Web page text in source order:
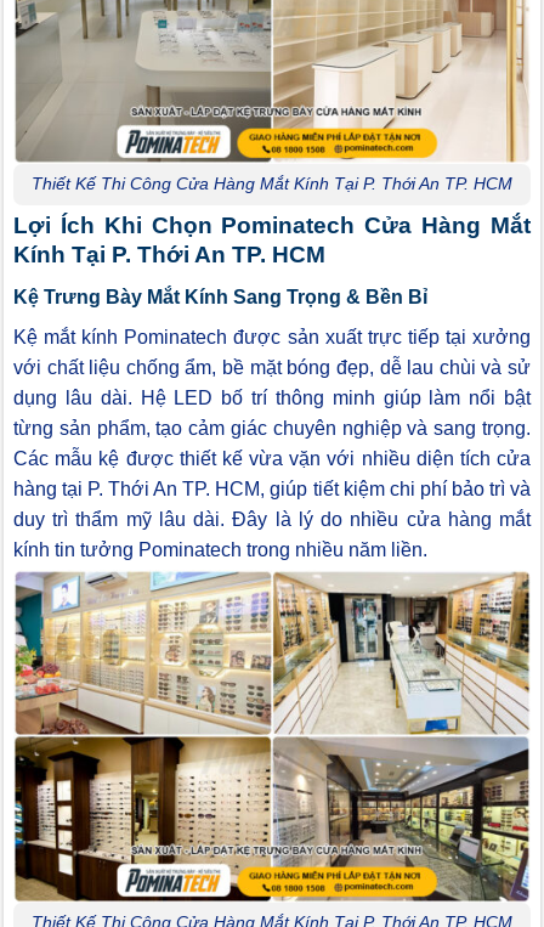
Thiết Kế Thi Công Cửa Hàng Mắt Kính Tại P. Thới An TP. HCM
Lợi Ích Khi Chọn Pominatech Cửa Hàng Mắt
Kính Tại P. Thới An TP. HCM
Kệ Trưng Bày Mắt Kính Sang Trọng & Bền Bỉ
Kệ mắt kính Pominatech được sản xuất trực tiếp tại xưởng
với chất liệu chống ẩm, bề mặt bóng đẹp, dễ lau chùi và sử
dụng lâu dài. Hệ LED bố trí thông minh giúp làm nổi bật
từng sản phẩm, tạo cảm giác chuyên nghiệp và sang trọng.
Các mẫu kệ được thiết kế vừa vặn với nhiều diện tích cửa
hàng tại P. Thới An TP. HCM, giúp tiết kiệm chi phí bảo trì và
duy trì thẩm mỹ lâu dài. Đây là lý do nhiều cửa hàng mắt
kính tin tưởng Pominatech trong nhiều năm liền.
Thiết Kế Thi Công Cửa Hàng Mắt Kính Tại P. Thới An TP. HCM